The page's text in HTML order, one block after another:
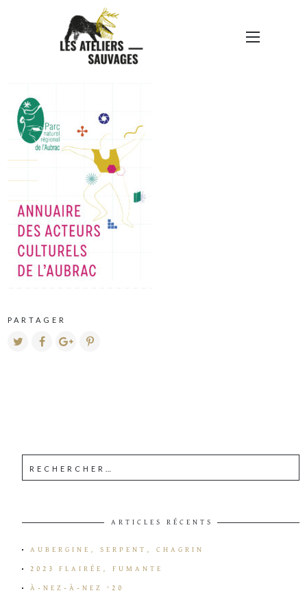
PNRAUBRAC-ANNUAIRE-
PROPOSITION-FINALE
PARTAGER
ARTICLES RÉCENTS
AUBERGINE, SERPENT, CHAGRIN
2023 FLAIRÉE, FUMANTE
À-NEZ-À-NEZ ’20